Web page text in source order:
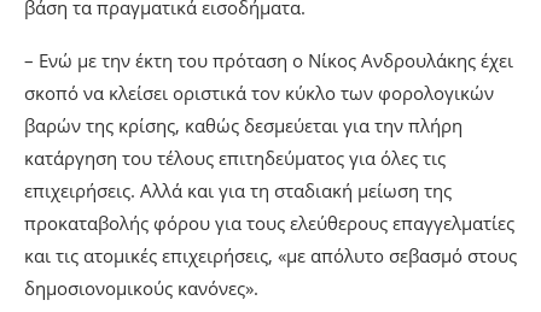
βάση τα πραγματικά εισοδήματα.
– Ενώ με την έκτη του πρόταση ο Νίκος Ανδρουλάκης έχει
σκοπό να κλείσει οριστικά τον κύκλο των φορολογικών
βαρών της κρίσης, καθώς δεσμεύεται για την πλήρη
κατάργηση του τέλους επιτηδεύματος για όλες τις
επιχειρήσεις. Αλλά και για τη σταδιακή μείωση της
προκαταβολής φόρου για τους ελεύθερους επαγγελματίες
και τις ατομικές επιχειρήσεις, «με απόλυτο σεβασμό στους
δημοσιονομικούς κανόνες».